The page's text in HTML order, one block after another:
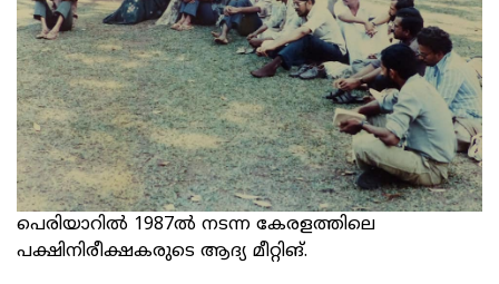
പെരിയാറില്‍ 1987ൽ നടന്ന കേരളത്തിലെ
പക്ഷിനിരീക്ഷകരുടെ ആദ്യ മീറ്റിങ്.